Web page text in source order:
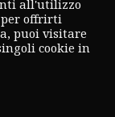
all'utilizzo
per offrirti
puoi visitare
cookie in